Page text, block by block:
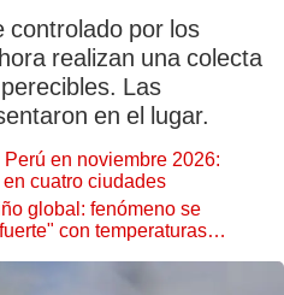
controlado por los
realizan una colecta
Las
en el lugar.
en noviembre 2026:
cuatro ciudades
global: fenómeno se
con temperaturas